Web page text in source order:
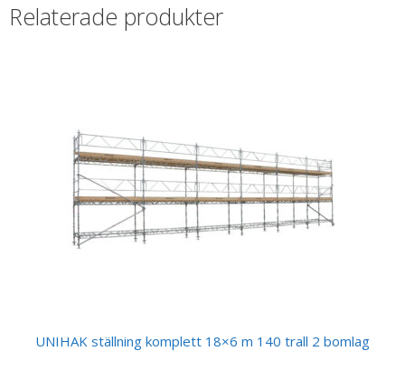
Relaterade produkter
UNIHAK ställning komplett 18×6 m 140 trall 2 bomlag